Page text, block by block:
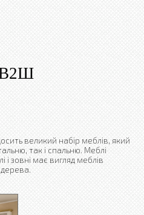
великий набір меблів, який
так і спальню. Меблі
зовні має вигляд меблів
дерева.